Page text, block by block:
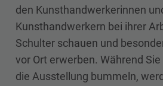
den Kunsthandwerkerinnen
Kunsthandwerkern bei ihrer
Schulter schauen und
vor Ort erwerben. Während
die Ausstellung bummeln,